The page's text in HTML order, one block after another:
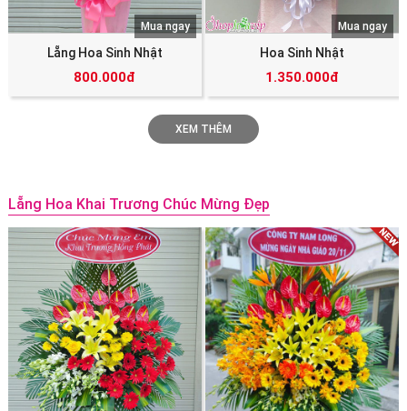
Lẵng Hoa Sinh Nhật
800.000đ
Mua ngay
Hoa Sinh Nhật
1.350.000đ
Mua ngay
XEM THÊM
Lẵng Hoa Khai Trương Chúc Mừng Đẹp